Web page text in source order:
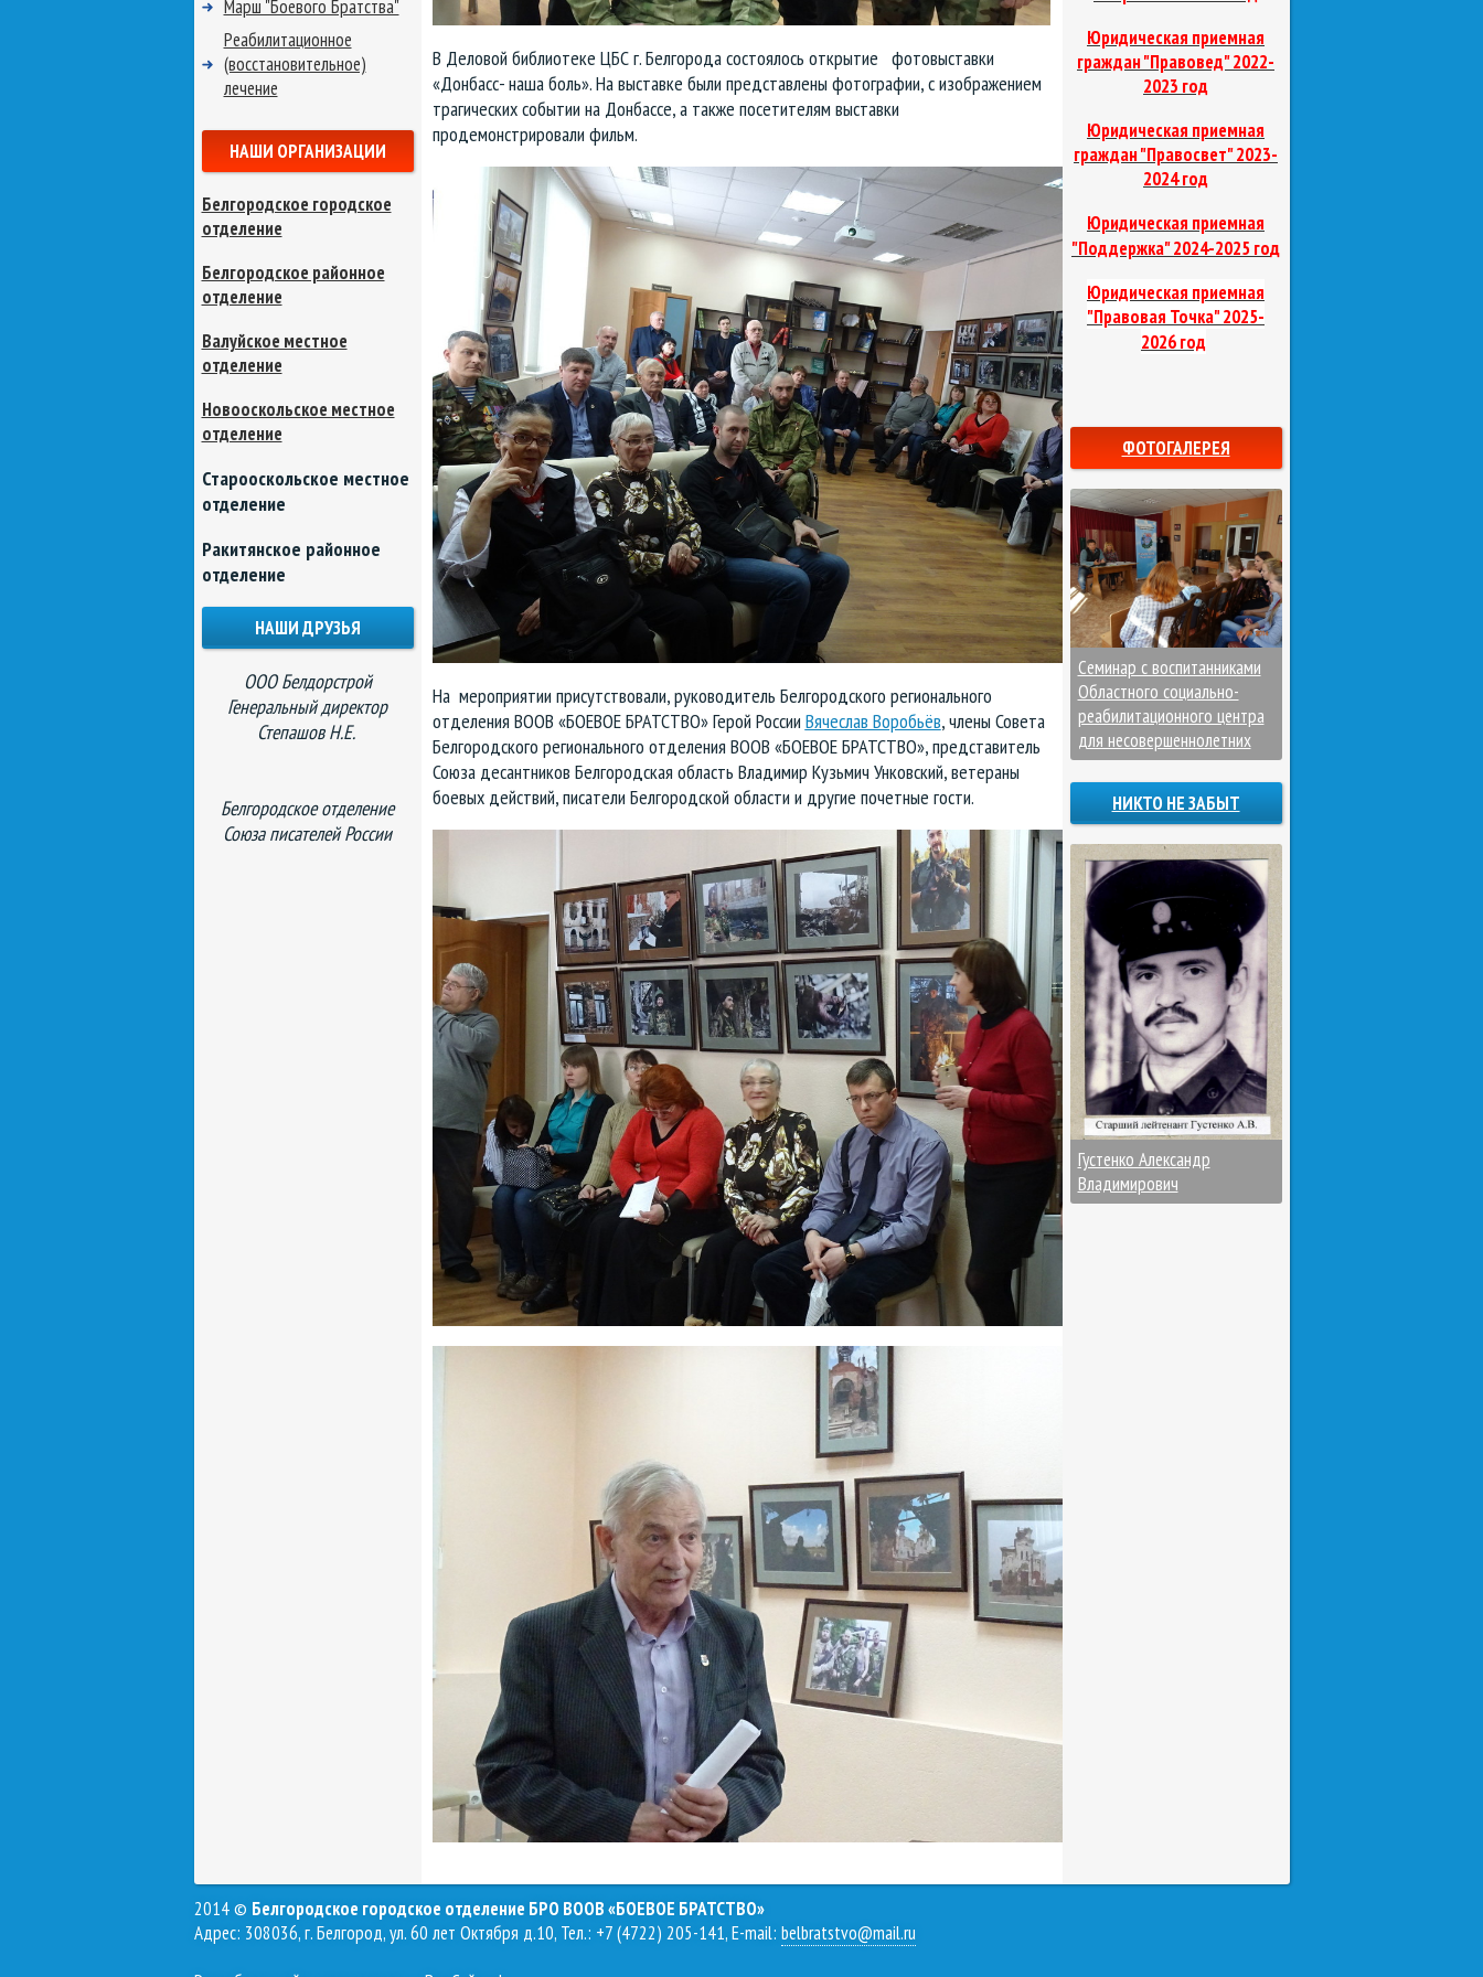
В Деловой библиотеке ЦБС г. Белгорода состоялось открытие фотовыставки
«Донбасс- наша боль». На выставке были представлены фотографии, с изображением
трагических событии на Донбассе, а также посетителям выставки
продемонстрировали фильм.
На мероприятии присутствовали, руководитель Белгородского регионального
отделения ВООВ «БОЕВОЕ БРАТСТВО» Герой России Вячеслав Воробьёв, члены Совета
Белгородского регионального отделения ВООВ «БОЕВОЕ БРАТСТВО», представитель
Союза десантников Белгородская область Владимир Кузьмич Унковский, ветераны
боевых действий, писатели Белгородской области и другие почетные гости.
Марш "Боевого Братства"
Реабилитационное
(восстановительное)
лечение
НАШИ ОРГАНИЗАЦИИ
Белгородское городское
отделение
Белгородское районное
отделение
Валуйское местное
отделение
Новооскольское местное
отделение
Старооскольское местное
отделение
Ракитянское районное
отделение
НАШИ ДРУЗЬЯ
ООО Белдорстрой
Генеральный директор
Степашов Н.Е.
Белгородское отделение
Союза писателей России
Юридическая приемная
граждан "Правовед"2022-
2023 год
Юридическая приемная
граждан "Правосвет"2023-
2024 год
Юридическая приемная
"Поддержка"2024-2025 год
Юридическая приемная
"Правовая Точка"2025-
2026 год
ФОТОГАЛЕРЕЯ
Семинар с воспитанниками
Областного социально-
реабилитационного центра
для несовершеннолетних
НИКТО НЕ ЗАБЫТ
Густенко Александр
Владимирович
2014 © Белгородское городское отделение БРО ВООВ «БОЕВОЕ БРАТСТВО»
Адрес: 308036, г. Белгород, ул. 60 лет Октября д.10, Тел.: +7 (4722) 205-141, E-mail: belbratstvo@mail.ru